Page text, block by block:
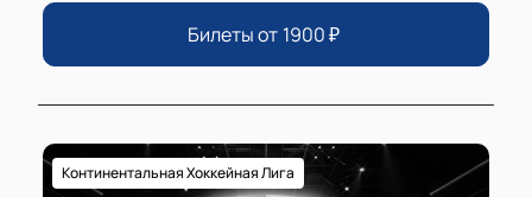
Билеты от 1900₽
Континентальная Хоккейная Лига